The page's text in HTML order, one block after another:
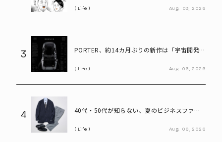
Life Aug. 03, 2026
3
PORTER、約14カ月ぶりの新作は「宇宙開発素
Life Aug. 06, 2026
4
40代・50代が知らない、夏のビジネスファッ
Life Aug. 06, 2026